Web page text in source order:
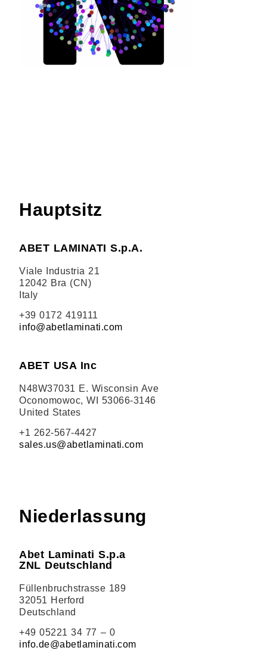
Hauptsitz
ABET LAMINATI S.p.A.
Viale Industria 21
12042 Bra (CN)
Italy
+39 0172 419111
info@abetlaminati.com
ABET USA Inc
N48W37031 E. Wisconsin Ave
Oconomowoc, WI 53066-3146
United States
+1 262-567-4427
sales.us@abetlaminati.com
Niederlassung
Abet Laminati S.p.a
ZNL Deutschland
Füllenbruchstrasse 189
32051 Herford
Deutschland
+49 05221 34 77 – 0
info.de@abetlaminati.com